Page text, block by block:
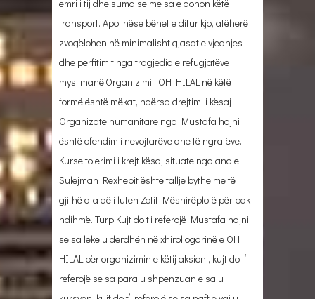
emri i tij dhe suma se me sa e donon këtë
transport. Apo, nëse bëhet e ditur kjo, atëherë
zvogëlohen në minimalisht gjasat e vjedhjes
dhe përfitimit nga tragjedia e refugjatëve
myslimanë.Organizimi i OH HILAL në këtë
formë është mëkat, ndërsa drejtimi i kësaj
Organizate humanitare nga Mustafa hajni
është ofendim i nevojtarëve dhe të ngratëve.
Kurse tolerimi i krejt kësaj situate nga ana e
Sulejman Rexhepit është tallje bythe me të
gjithë ata që i luten Zotit Mëshirëplotë për pak
ndihmë. Turp!Kujt do t’i referojë Mustafa hajni
se sa lekë u derdhën në xhirollogarinë e OH
HILAL për organizimin e këtij aksioni, kujt do t’i
referojë se sa para u shpenzuan e sa u